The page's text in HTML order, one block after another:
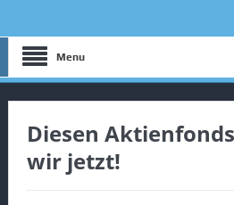
Menu
Diesen
wir jetzt!